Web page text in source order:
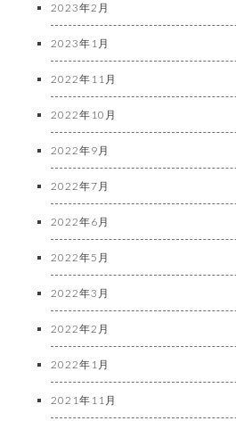
2023年2月
2023年1月
2022年11月
2022年10月
2022年9月
2022年7月
2022年6月
2022年5月
2022年3月
2022年2月
2022年1月
2021年11月